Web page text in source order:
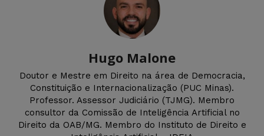
Hugo Malone
Doutor e Mestre em Direito na área de Democracia,
Constituição e Internacionalização (PUC Minas).
Professor. Assessor Judiciário (TJMG). Membro
consultor da Comissão de Inteligência Artificial no
Direito da OAB/MG. Membro do Instituto de Direito e